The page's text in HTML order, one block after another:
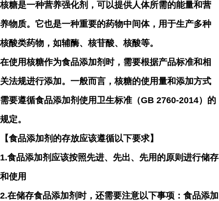
核糖是一种营养强化剂，可以提供人体所需的能量和营
养物质。它也是一种重要的药物中间体，用于生产多种
核酸类药物，如辅酶、核苷酸、核酸等。
在使用核糖作为食品添加剂时，需要根据产品标准和相
关法规进行添加。一般而言，核糖的使用量和添加方式
需要遵循食品添加剂使用卫生标准（GB 2760-2014）的
规定。
【食品添加剂的存放应该遵循以下要求】
1.食品添加剂应该按照先进、先出、先用的原则进行储存
和使用
2.在储存食品添加剂时，还需要注意以下事项：食品添加